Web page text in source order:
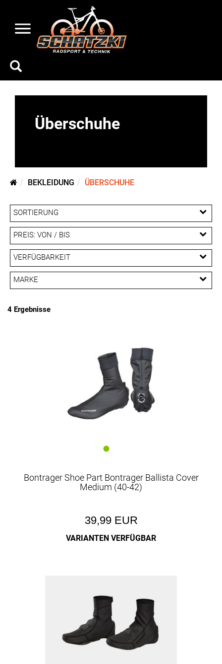
Überschuhe
BEKLEIDUNG ÜBERSCHUHE
SORTIERUNG
PREIS: VON / BIS
EUR
EUR
PREISFILTER ANWENDEN
VERFÜGBARKEIT
MARKE
4 Ergebnisse
Bontrager Shoe Part Bontrager Ballista Cover
Medium (40-42)
39,99 EUR
VARIANTEN VERFÜGBAR